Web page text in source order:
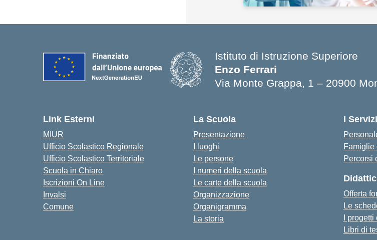
Istituto di Istruzione Superiore
Enzo Ferrari
Via Monte Grappa, 1 – 20900
Link Esterni
MIUR
Ufficio Scolastico Regionale
Ufficio Scolastico Territoriale
Scuola in Chiaro
Iscrizioni On Line
Invalsi
Comune
La Scuola
Presentazione
I luoghi
Le persone
I numeri della scuola
Le carte della scuola
Organizzazione
Organigramma
La storia
I Servizi
Famiglie
Percorsi
Offerta
Le
I
Libri di